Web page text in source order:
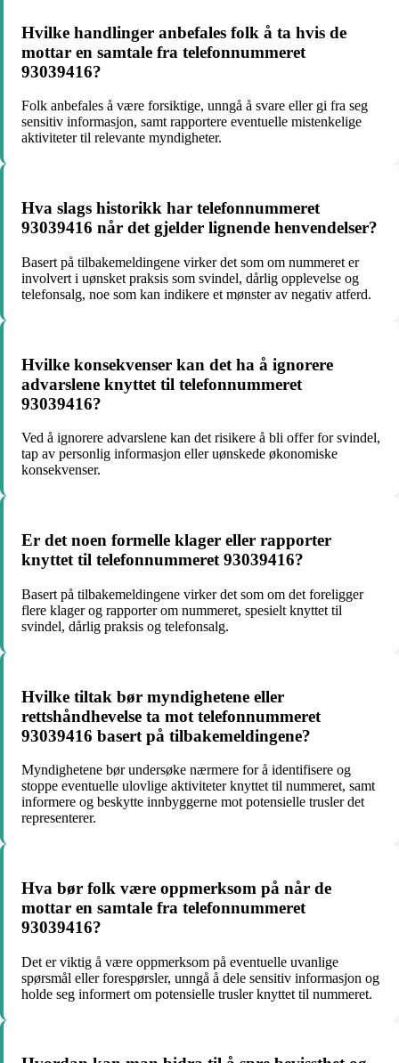
Hvilke handlinger anbefales folk å ta hvis de
mottar en samtale fra telefonnummeret
93039416?
Folk anbefales å være forsiktige, unngå å svare eller gi fra seg
sensitiv informasjon, samt rapportere eventuelle mistenkelige
aktiviteter til relevante myndigheter.
Hva slags historikk har telefonnummeret
93039416 når det gjelder lignende henvendelser?
Basert på tilbakemeldingene virker det som om nummeret er
involvert i uønsket praksis som svindel, dårlig opplevelse og
telefonsalg, noe som kan indikere et mønster av negativ atferd.
Hvilke konsekvenser kan det ha å ignorere
advarslene knyttet til telefonnummeret
93039416?
Ved å ignorere advarslene kan det risikere å bli offer for svindel,
tap av personlig informasjon eller uønskede økonomiske
konsekvenser.
Er det noen formelle klager eller rapporter
knyttet til telefonnummeret 93039416?
Basert på tilbakemeldingene virker det som om det foreligger
flere klager og rapporter om nummeret, spesielt knyttet til
svindel, dårlig praksis og telefonsalg.
Hvilke tiltak bør myndighetene eller
rettshåndhevelse ta mot telefonnummeret
93039416 basert på tilbakemeldingene?
Myndighetene bør undersøke nærmere for å identifisere og
stoppe eventuelle ulovlige aktiviteter knyttet til nummeret, samt
informere og beskytte innbyggerne mot potensielle trusler det
representerer.
Hva bør folk være oppmerksom på når de
mottar en samtale fra telefonnummeret
93039416?
Det er viktig å være oppmerksom på eventuelle uvanlige
spørsmål eller forespørsler, unngå å dele sensitiv informasjon og
holde seg informert om potensielle trusler knyttet til nummeret.